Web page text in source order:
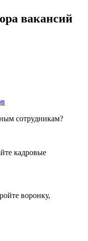
вакансий
сотрудникам?
кадровые
воронку,